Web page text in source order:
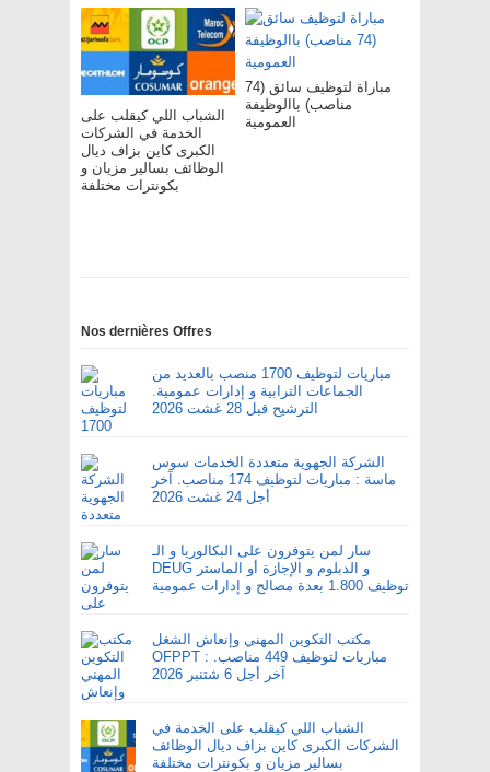
الشباب اللي كيقلب على
الخدمة في الشركات
الكبرى كاين بزاف ديال
الوظائف بسالير مزيان و
بكونترات مختلفة
مباراة لتوظيف سائق (74
مناصب) باالوظيفة
العمومية
Nos dernières Offres
مباريات لتوظيف 1700 منصب بالعديد من
الجماعات الترابية و إدارات عمومية.
الترشيح قبل 28 غشت 2026
الشركة الجهوية متعددة الخدمات سوس
ماسة : مباريات لتوظيف 174 مناصب. آخر
أجل 24 غشت 2026
سار لمن يتوفرون على البكالوريا و الـ
DEUG و الدبلوم و الإجازة أو الماستر
توظيف 1.800 بعدة مصالح و إدارات عمومية
مكتب التكوين المهني وإنعاش الشغل
OFPPT : مباريات لتوظيف 449 مناصب.
آخر أجل 6 شتنبر 2026
الشباب اللي كيقلب على الخدمة في
الشركات الكبرى كاين بزاف ديال الوظائف
بسالير مزيان و بكونترات مختلفة